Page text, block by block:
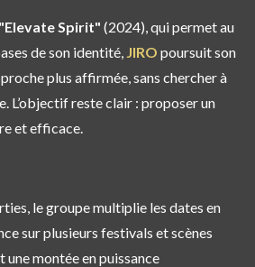
"Elevate Spirit" (2024), qui permet au
de son identité, JIRO poursuit son
plus affirmée, sans chercher à
L’objectif reste clair : proposer un
et efficace.
le groupe multiplie les dates en
sur plusieurs festivals et scènes
montée en puissance